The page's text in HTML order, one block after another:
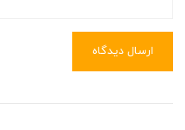
ارسال دیدگاه